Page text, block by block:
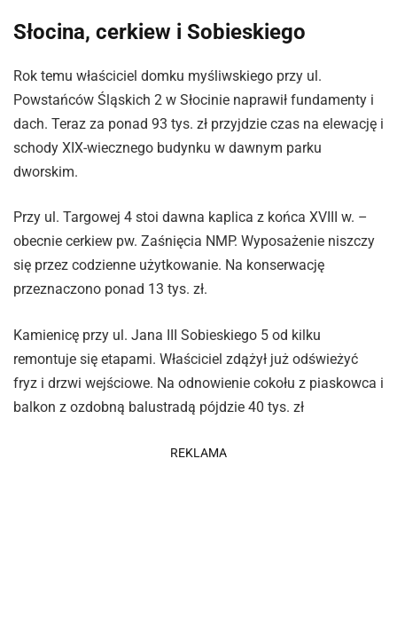
Słocina, cerkiew i Sobieskiego
Rok temu właściciel domku myśliwskiego przy ul.
Powstańców Śląskich 2 w Słocinie naprawił fundamenty i
dach. Teraz za ponad 93 tys. zł przyjdzie czas na elewację i
schody XIX-wiecznego budynku w dawnym parku
dworskim.
Przy ul. Targowej 4 stoi dawna kaplica z końca XVIII w. –
obecnie cerkiew pw. Zaśnięcia NMP. Wyposażenie niszczy
się przez codzienne użytkowanie. Na konserwację
przeznaczono ponad 13 tys. zł.
Kamienicę przy ul. Jana III Sobieskiego 5 od kilku
remontuje się etapami. Właściciel zdążył już odświeżyć
fryz i drzwi wejściowe. Na odnowienie cokołu z piaskowca i
balkon z ozdobną balustradą pójdzie 40 tys. zł
REKLAMA